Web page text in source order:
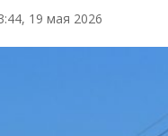
19 мая 2026